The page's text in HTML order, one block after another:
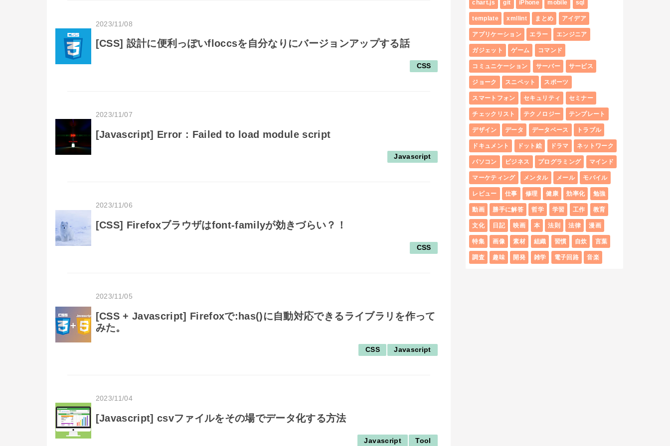
2023/11/08
[CSS] 設計に便利っぽいfloccsを自分なりにバージョンアップする話
CSS
2023/11/07
[Javascript] Error : Failed to load module script
Javascript
2023/11/06
[CSS] Firefoxブラウザはfont-familyが効きづらい？！
CSS
2023/11/05
[CSS + Javascript] Firefoxで:has()に自動対応できるライブラリを作って
みた。
CSS Javascript
2023/11/04
[Javascript] csvファイルをその場でデータ化する方法
Javascript Tool
chart.js git iPhone mobile sql
template xmllint まとめ アイデア
アプリケーション エラー エンジニア
ガジェット ゲーム コマンド
コミュニケーション サーバー サービス
ジョーク スニペット スポーツ
スマートフォン セキュリティ セミナー
チェックリスト テクノロジー テンプレート
デザイン データ データベース トラブル
ドキュメント ドット絵 ドラマ ネットワーク
パソコン ビジネス プログラミング マインド
マーケティング メンタル メール モバイル
レビュー 仕事 修理 健康 効率化 勉強
動画 勝手に解答 哲学 学習 工作 教育
文化 日記 映画 本 法則 法律 漫画
特集 画像 素材 組織 習慣 自炊 言葉
調査 趣味 開発 雑学 電子回路 音楽